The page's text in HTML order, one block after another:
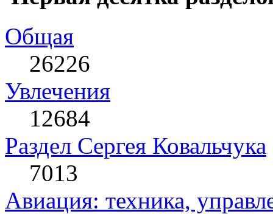
Общая
26226
Увлечения
12684
Раздел Сергея Ковальчука
7013
Авиация: техника,